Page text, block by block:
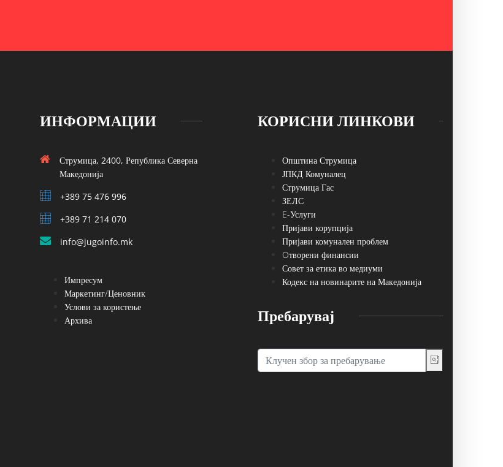
ИНФОРМАЦИИ
Струмица, 2400, Република Северна
Македонија
+389 75 476 996
+389 71 214 070
info@jugoinfo.mk
Импресум
Маркетинг/Ценовник
Услови за користење
Архива
КОРИСНИ ЛИНКОВИ
Општина Струмица
ЈПКД Комуналец
Струмица Гас
ЗЕЛС
E-Услуги
Пријави корупција
Пријави комунален проблем
Oтворени финансии
Совет за етика во медиуми
Кодекс на новинарите на Македонија
Пребарувај